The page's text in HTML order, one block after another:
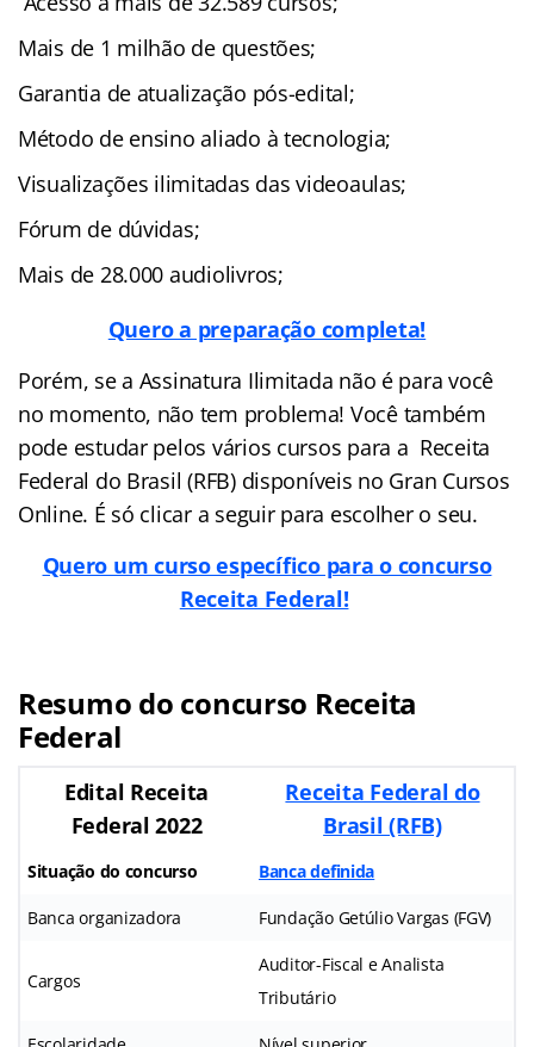
Mais de 1 milhão de questões;
Garantia de atualização pós-edital;
Método de ensino aliado à tecnologia;
Visualizações ilimitadas das videoaulas;
Fórum de dúvidas;
Mais de 28.000 audiolivros;
Quero a preparação completa!
Porém, se a Assinatura Ilimitada não é para você
no momento, não tem problema! Você também
pode estudar pelos vários cursos para a Receita
Federal do Brasil (RFB) disponíveis no Gran Cursos
Online. É só clicar a seguir para escolher o seu.
Quero um curso específico para o concurso
Receita Federal!
Resumo do concurso Receita
Federal
Edital Receita
Federal 2022
Receita Federal do
Brasil (RFB)
Situação do concurso Banca definida
Banca organizadora Fundação Getúlio Vargas (FGV)
Cargos
Auditor-Fiscal e Analista
Tributário